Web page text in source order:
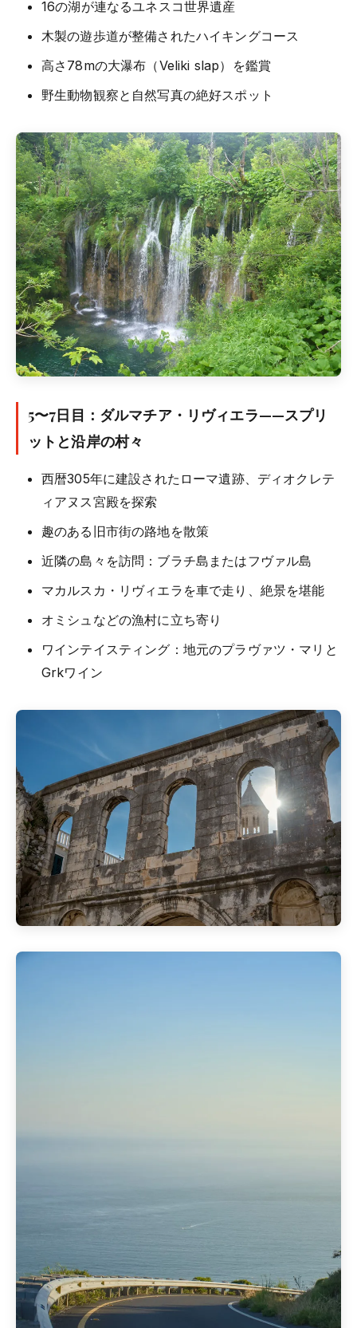
16の湖が連なるユネスコ世界遺産
木製の遊歩道が整備されたハイキングコース
高さ78mの大瀑布（Veliki slap）を鑑賞
野生動物観察と自然写真の絶好スポット
5〜7日目：ダルマチア・リヴィエラ——スプリ
ットと沿岸の村々
西暦305年に建設されたローマ遺跡、ディオクレテ
ィアヌス宮殿を探索
趣のある旧市街の路地を散策
近隣の島々を訪問：ブラチ島またはフヴァル島
マカルスカ・リヴィエラを車で走り、絶景を堪能
オミシュなどの漁村に立ち寄り
ワインテイスティング：地元のプラヴァツ・マリと
Grkワイン